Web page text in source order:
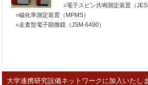
○電子スピン共鳴測定装置（
○磁化率測定装置（MPMS）
○走査型電子顕微鏡（JSM-6490）
大学連携研究設備ネットワークに加入いたし